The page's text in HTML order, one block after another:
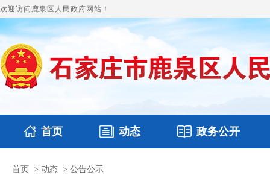
欢迎访问鹿泉区人民政府网站！
首页 动态
国务要闻
政务公开
本区文件
首页 > 动态 > 公告公示